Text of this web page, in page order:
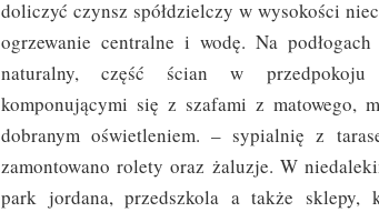
doliczyć czynsz spółdzielczy w wysokości
ogrzewanie centralne i wodę. Na
naturalny, część ścian w przedpokoju
komponującymi się z szafami z matowego,
dobranym oświetleniem. – sypialnię z
zamontowano rolety oraz żaluzje. W
park jordana, przedszkola a także sklepy,